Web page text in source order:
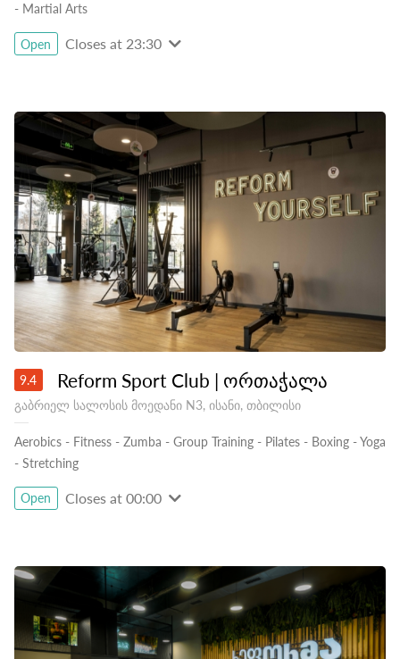
- Martial Arts
Open Closes at 23:30
9.4 Reform Sport Club | ორთაჭალა
გაბრიელ სალოსის მოედანი N3, ისანი, თბილისი
Aerobics - Fitness - Zumba - Group Training - Pilates - Boxing -Yoga
- Stretching
Open Closes at 00:00